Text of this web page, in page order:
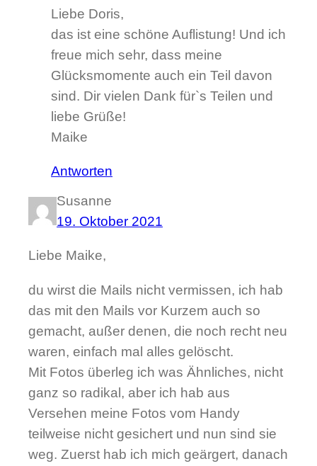
Liebe Doris,
das ist eine schöne Auflistung! Und ich
freue mich sehr, dass meine
Glücksmomente auch ein Teil davon
sind. Dir vielen Dank für`s Teilen und
liebe Grüße!
Maike
Antworten
Susanne
19. Oktober 2021
Liebe Maike,
du wirst die Mails nicht vermissen, ich hab
das mit den Mails vor Kurzem auch so
gemacht, außer denen, die noch recht neu
waren, einfach mal alles gelöscht.
Mit Fotos überleg ich was Ähnliches, nicht
ganz so radikal, aber ich hab aus
Versehen meine Fotos vom Handy
teilweise nicht gesichert und nun sind sie
weg. Zuerst hab ich mich geärgert, danach